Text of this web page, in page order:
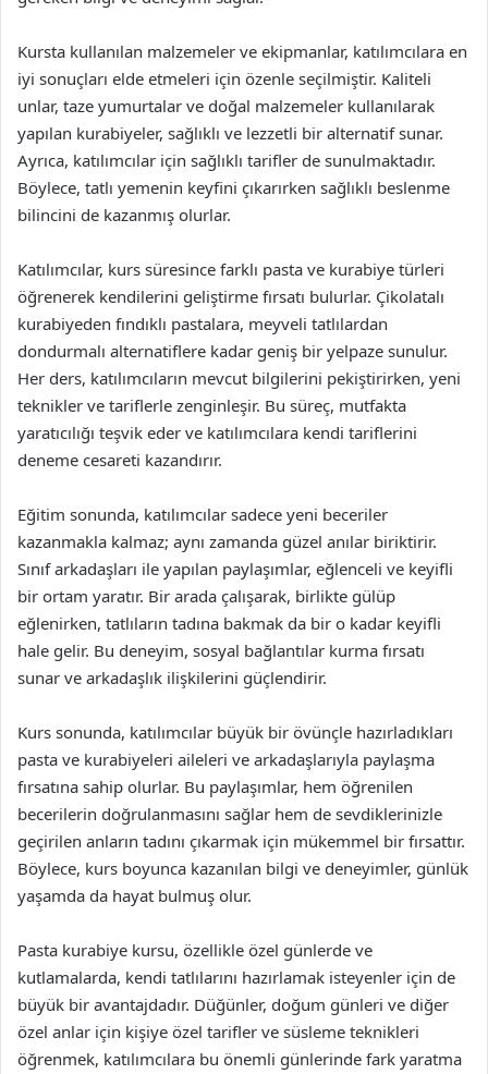
Kursta kullanılan malzemeler ve ekipmanlar, katılımcılara en
iyi sonuçları elde etmeleri için özenle seçilmiştir. Kaliteli
unlar, taze yumurtalar ve doğal malzemeler kullanılarak
yapılan kurabiyeler, sağlıklı ve lezzetli bir alternatif sunar.
Ayrıca, katılımcılar için sağlıklı tarifler de sunulmaktadır.
Böylece, tatlı yemenin keyfini çıkarırken sağlıklı beslenme
bilincini de kazanmış olurlar.
Katılımcılar, kurs süresince farklı pasta ve kurabiye türleri
öğrenerek kendilerini geliştirme fırsatı bulurlar. Çikolatalı
kurabiyeden fındıklı pastalara, meyveli tatlılardan
dondurmalı alternatiflere kadar geniş bir yelpaze sunulur.
Her ders, katılımcıların mevcut bilgilerini pekiştirirken, yeni
teknikler ve tariflerle zenginleşir. Bu süreç, mutfakta
yaratıcılığı teşvik eder ve katılımcılara kendi tariflerini
deneme cesareti kazandırır.
Eğitim sonunda, katılımcılar sadece yeni beceriler
kazanmakla kalmaz; aynı zamanda güzel anılar biriktirir.
Sınıf arkadaşları ile yapılan paylaşımlar, eğlenceli ve keyifli
bir ortam yaratır. Bir arada çalışarak, birlikte gülüp
eğlenirken, tatlıların tadına bakmak da bir o kadar keyifli
hale gelir. Bu deneyim, sosyal bağlantılar kurma fırsatı
sunar ve arkadaşlık ilişkilerini güçlendirir.
Kurs sonunda, katılımcılar büyük bir övünçle hazırladıkları
pasta ve kurabiyeleri aileleri ve arkadaşlarıyla paylaşma
fırsatına sahip olurlar. Bu paylaşımlar, hem öğrenilen
becerilerin doğrulanmasını sağlar hem de sevdiklerinizle
geçirilen anların tadını çıkarmak için mükemmel bir fırsattır.
Böylece, kurs boyunca kazanılan bilgi ve deneyimler, günlük
yaşamda da hayat bulmuş olur.
Pasta kurabiye kursu, özellikle özel günlerde ve
kutlamalarda, kendi tatlılarını hazırlamak isteyenler için de
büyük bir avantajdadır. Düğünler, doğum günleri ve diğer
özel anlar için kişiye özel tarifler ve süsleme teknikleri
öğrenmek, katılımcılara bu önemli günlerinde fark yaratma